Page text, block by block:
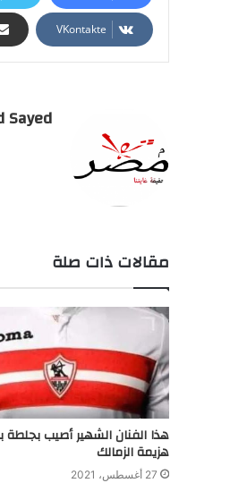
Sayed
مقالات ذات صلة
هذا الفنان الشهير أصيب بجلطة
هزيمة الزمالك
27 أغسطس، 2021